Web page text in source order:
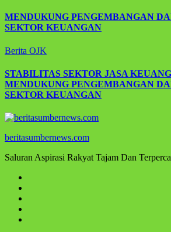
MENDUKUNG PENGEMBANGAN
SEKTOR KEUANGAN
Berita OJK
STABILITAS SEKTOR JASA
MENDUKUNG PENGEMBANGAN
SEKTOR KEUANGAN
beritasumbernews.com
Saluran Aspirasi Rakyat Tajam Dan